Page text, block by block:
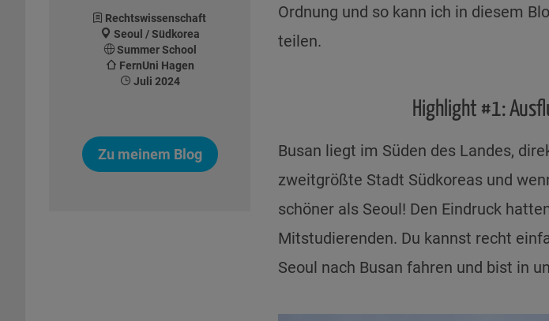
Rechtswissenschaft
Seoul / Südkorea
Summer School
FernUni Hagen
Juli 2024
Zu meinem Blog
Ordnung und so kann ich in diesem
teilen.
Highlight #1:
Busan liegt im Süden des Landes,
zweitgrößte Stadt Südkoreas und
schöner als Seoul! Den Eindruck
Mitstudierenden. Du kannst recht
Seoul nach Busan fahren und bist in